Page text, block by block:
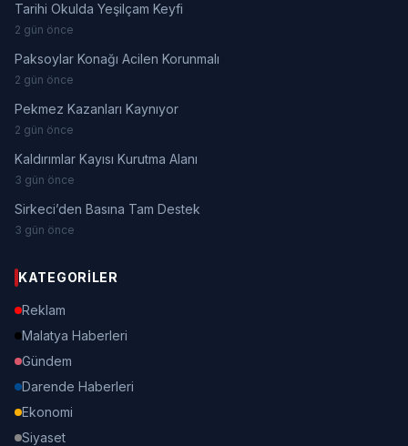
Tarihi Okulda Yeşilçam Keyfi
2 gün önce
Paksoylar Konağı Acilen Korunmalı
2 gün önce
Pekmez Kazanları Kaynıyor
2 gün önce
Kaldırımlar Kayısı Kurutma Alanı
3 gün önce
Sirkeci’den Basına Tam Destek
3 gün önce
KATEGORILER
Reklam
Malatya Haberleri
Gündem
Darende Haberleri
Ekonomi
Siyaset